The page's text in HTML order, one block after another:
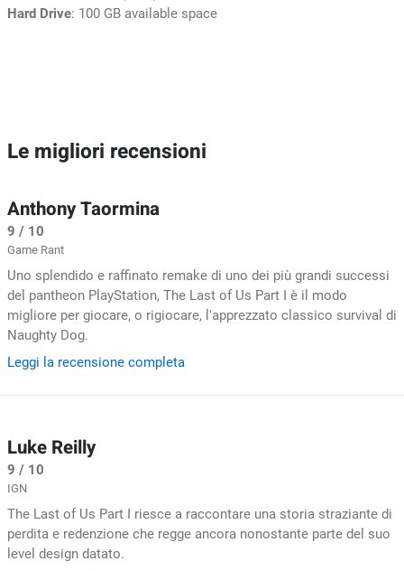
Hard Drive: 100 GB available space
Le migliori recensioni
Anthony Taormina
9 / 10
Game Rant
Uno splendido e raffinato remake di uno dei più grandi successi
del pantheon PlayStation, The Last of Us Part I è il modo
migliore per giocare, o rigiocare, l'apprezzato classico survival di
Naughty Dog.
Leggi la recensione completa
Luke Reilly
9 / 10
IGN
The Last of Us Part I riesce a raccontare una storia straziante di
perdita e redenzione che regge ancora nonostante parte del suo
level design datato.